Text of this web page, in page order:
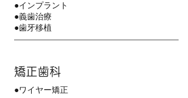
●インプラント
●義歯治療
●歯牙移植
矯正歯科
●ワイヤー矯正